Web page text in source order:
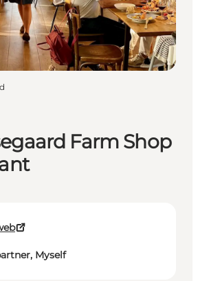
Farm Shop
Myself